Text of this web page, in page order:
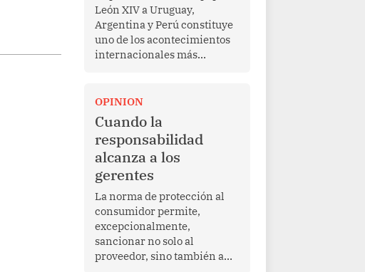
León XIV a Uruguay,
Argentina y Perú constituye
uno de los acontecimientos
internacionales más
Más allá de su dimensión
religiosa, esta gira
representa una oportunidad
para reafirmar el valor del
diálogo, fortalecer los
vínculos entre los pueblos y
proyectar una imagen de
cooperación en una región
que enfrenta desafíos en
materia de desarrollo,
cohesión social y
gobernabilidad.
OPINION
Cuando la
responsabilidad
alcanza a los
gerentes
La norma de protección al
consumidor permite,
excepcionalmente,
sancionar no solo al
proveedor, sino también a